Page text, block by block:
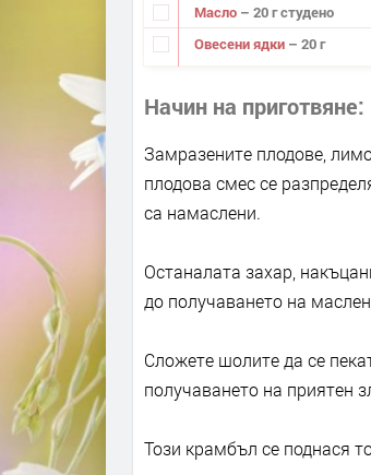
Масло – 20 г студено
Овесени ядки – 20 г
Начин на приготвяне
Замразените плодове,
плодова смес се
са намаслени.
Останалата захар,
до получаването на
Сложете шолите да се
получаването на приятен
Този крамбъл се поднася